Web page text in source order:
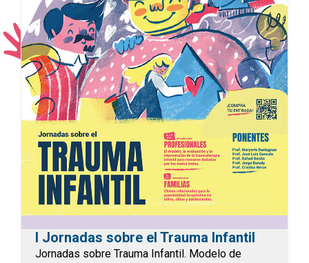
I Jornadas sobre el Trauma Infantil
Jornadas sobre Trauma Infantil. Modelo de